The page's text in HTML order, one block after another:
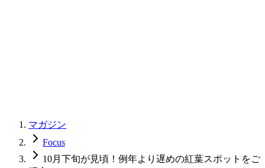
マガジン
Focus
10月下旬が見頃！例年より遅めの紅葉スポットをご